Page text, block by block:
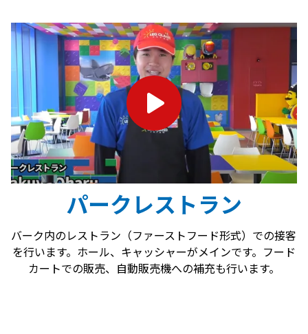
パークレストラン
バーク内のレストラン（ファーストフード形式）での接客
を行います。ホール、キャッシャーがメインです。フード
カートでの販売、自動販売機への補充も行います。